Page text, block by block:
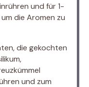
und für 1-
die Aromen zu
die gekochten
und zum